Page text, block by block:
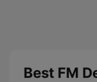
Best FM